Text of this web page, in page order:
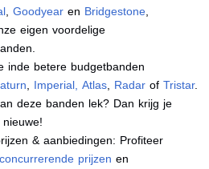
,Goodyear en Bridgestone
eigen voordelige
inde betere budgetbanden
Imperial Atlas Radar ofTristar.
deze banden lek? Dan krijg je
& aanbiedingen: Profiteer
concurrerende prijzen en